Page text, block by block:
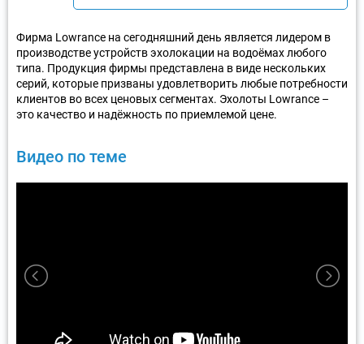
Фирма Lowrance на сегодняшний день является лидером в
производстве устройств эхолокации на водоёмах любого
типа. Продукция фирмы представлена в виде нескольких
серий, которые призваны удовлетворить любые потребности
клиентов во всех ценовых сегментах. Эхолоты Lowrance –
это качество и надёжность по приемлемой цене.
Видео по теме